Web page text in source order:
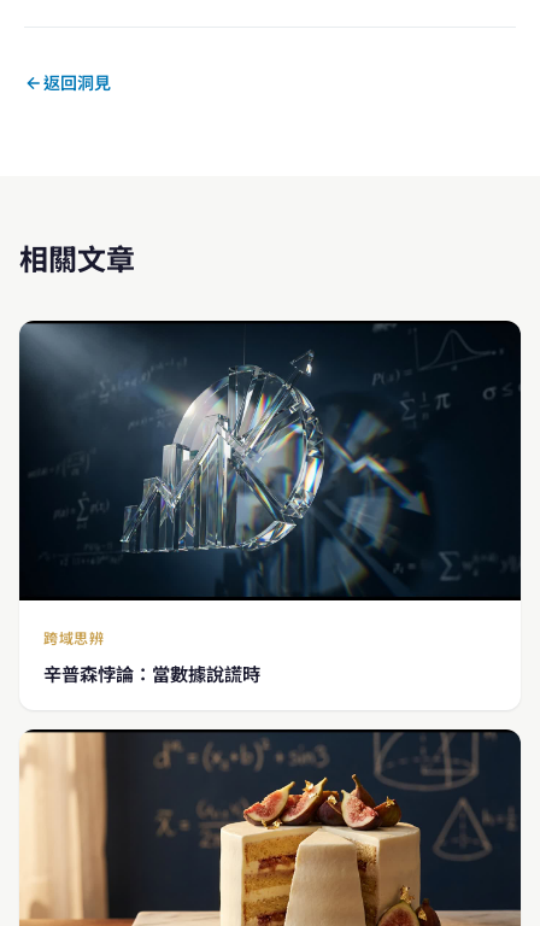
返回洞見
相關文章
跨域思辨
辛普森悖論：當數據說謊時